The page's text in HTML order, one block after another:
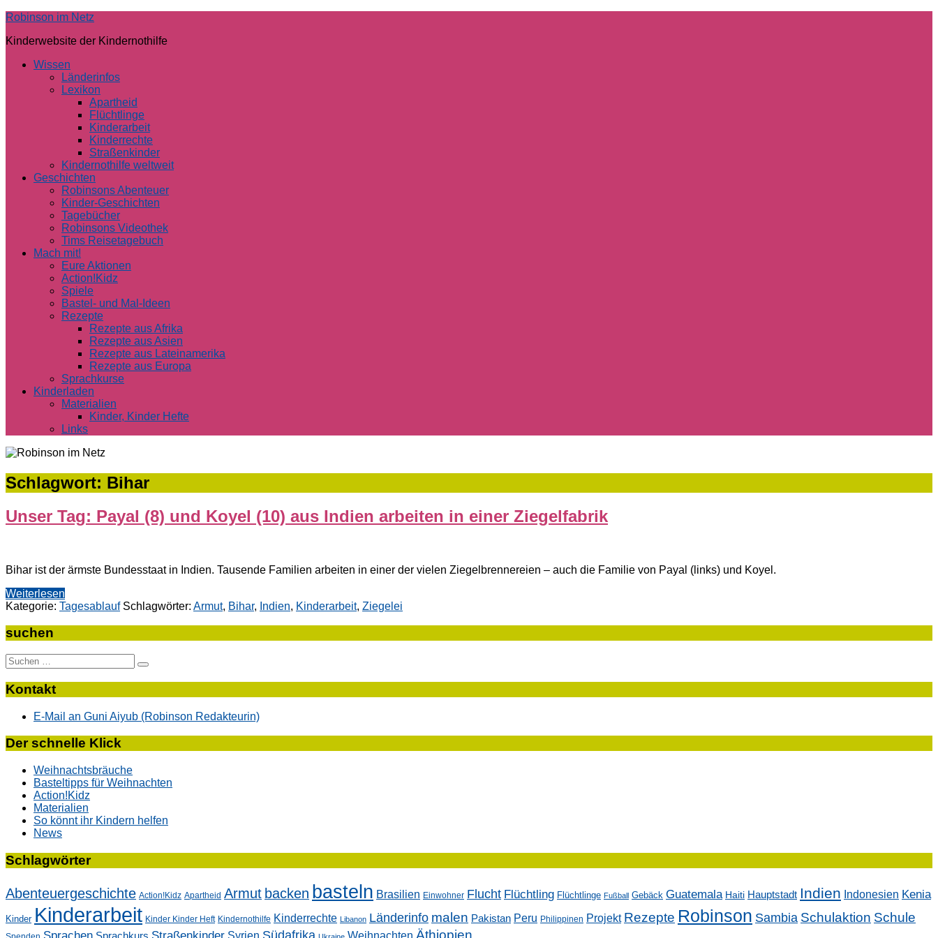
Skip
content
Robinson im Netz
Kinderwebsite der Kindernothilfe
Wissen
Länderinfos
Lexikon
Apartheid
Flüchtlinge
Kinderarbeit
Kinderrechte
Straßenkinder
Kindernothilfe weltweit
Geschichten
Robinsons Abenteuer
Kinder-Geschichten
Tagebücher
Robinsons Videothek
Tims Reisetagebuch
Mach mit!
Eure Aktionen
Action!Kidz
Spiele
Bastel- und Mal-Ideen
Rezepte
Rezepte aus Afrika
Rezepte aus Asien
Rezepte aus Lateinamerika
Rezepte aus Europa
Sprachkurse
Kinderladen
Materialien
Kinder, Kinder Hefte
Links
Schlagwort: Bihar
Unser Tag: Payal (8) und Koyel (10) aus Indien arbeiten in einer Ziegelfabrik
Bihar ist der ärmste Bundesstaat in Indien. Tausende Familien arbeiten in einer der vielen Ziegelbrennereien – auch die Familie von Payal (links) und Koyel.
Weiterlesen
Kategorie: Tagesablauf Schlagwörter: Armut, Bihar, Indien, Kinderarbeit, Ziegelei
suchen
Suche
nach:
Kontakt
E-Mail an Guni Aiyub (Robinson Redakteurin)
Der schnelle Klick
Weihnachtsbräuche
Basteltipps für Weihnachten
Action!Kidz
Materialien
So könnt ihr Kindern helfen
News
Schlagwörter
Abenteuergeschichte Action!Kidz Apartheid Armut backen basteln Brasilien Einwohner Flucht Flüchtling Flüchtlinge Fußball Gebäck Guatemala Haiti Hauptstadt Indien Indonesien Kenia
Kinder Kinderarbeit Kinder Kinder Heft Kindernothilfe Kinderrechte Libanon Länderinfo malen Pakistan Peru Philippinen Projekt Rezepte Robinson Sambia Schulaktion Schule
Äthiopien